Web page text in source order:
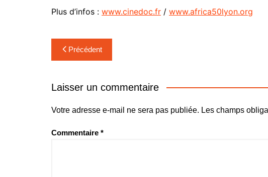
Plus d’infos : www.cinedoc.fr / www.africa50lyon.org
Navigation
de
l’article
Précédent
Laisser un commentaire
Votre adresse e-mail ne sera pas publiée. Les champs
Commentaire *